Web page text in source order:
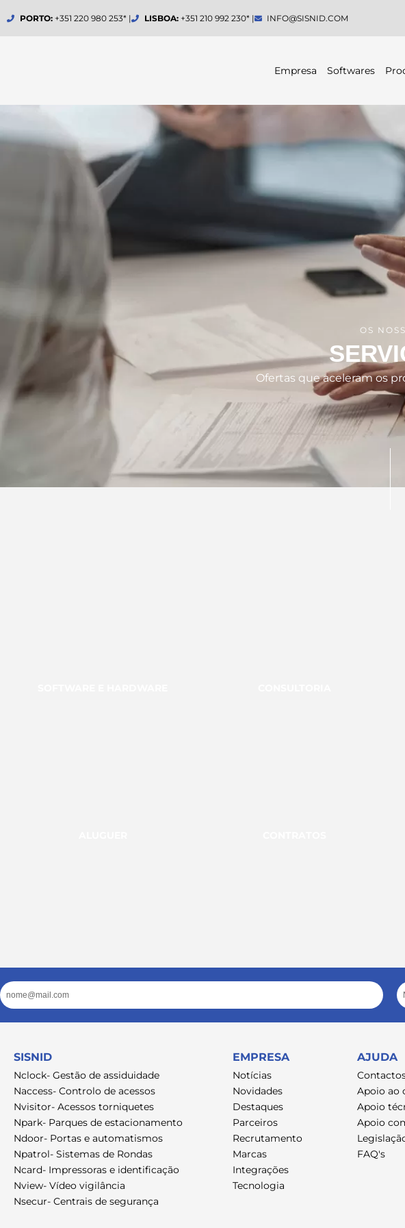
to
PORTO:+351 220 980 253* | LISBOA:+351 210 992 230* | INFO@SISNID.COM
Empresa Softwares
OS
Ofertas que aceleram os
Email
SISNID
Nclock- Gestão de assiduidade
Naccess- Controlo de acessos
Nvisitor- Acessos torniquetes
Npark- Parques de estacionamento
Ndoor- Portas e automatismos
Npatrol- Sistemas de Rondas
Ncard- Impressoras e identificação
Nview- Vídeo vigilância
Nsecur- Centrais de segurança
EMPRESA
Notícias
Novidades
Destaques
Parceiros
Recrutamento
Marcas
Integrações
Tecnologia
AJUDA
Apoio ao
Apoio
Apoio
FAQ's